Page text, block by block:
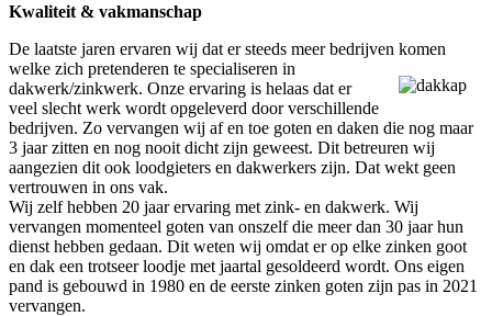
Kwaliteit & vakmanschap
De laatste jaren ervaren wij dat er steeds meer bedrijven komen
welke zich pretenderen te specialiseren in
dakwerk/zinkwerk. Onze ervaring is helaas dat er
veel slecht werk wordt opgeleverd door verschillende
bedrijven. Zo vervangen wij af en toe goten en daken die nog maar
3 jaar zitten en nog nooit dicht zijn geweest. Dit betreuren wij
aangezien dit ook loodgieters en dakwerkers zijn. Dat wekt geen
vertrouwen in ons vak.
Wij zelf hebben 20 jaar ervaring met zink- en dakwerk. Wij
vervangen momenteel goten van onszelf die meer dan 30 jaar hun
dienst hebben gedaan. Dit weten wij omdat er op elke zinken goot
en dak een trotseer loodje met jaartal gesoldeerd wordt. Ons eigen
pand is gebouwd in 1980 en de eerste zinken goten zijn pas in 2021
vervangen.